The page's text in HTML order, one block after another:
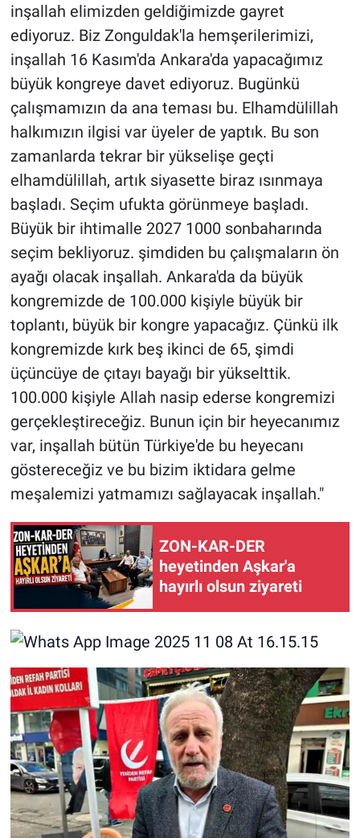
inşallah elimizden geldiğimizde gayret
ediyoruz. Biz Zonguldak'la hemşerilerimizi,
inşallah 16 Kasım'da Ankara'da yapacağımız
büyük kongreye davet ediyoruz. Bugünkü
çalışmamızın da ana teması bu. Elhamdülillah
halkımızın ilgisi var üyeler de yaptık. Bu son
zamanlarda tekrar bir yükselişe geçti
elhamdülillah, artık siyasette biraz ısınmaya
başladı. Seçim ufukta görünmeye başladı.
Büyük bir ihtimalle 2027 1000 sonbaharında
seçim bekliyoruz. şimdiden bu çalışmaların ön
ayağı olacak inşallah. Ankara'da da büyük
kongremizde de 100.000 kişiyle büyük bir
toplantı, büyük bir kongre yapacağız. Çünkü ilk
kongremizde kırk beş ikinci de 65, şimdi
üçüncüye de çıtayı bayağı bir yükselttik.
100.000 kişiyle Allah nasip ederse kongremizi
gerçekleştireceğiz. Bunun için bir heyecanımız
var, inşallah bütün Türkiye'de bu heyecanı
göstereceğiz ve bu bizim iktidara gelme
meşalemizi yatmamızı sağlayacak inşallah."
ZON-KAR-DER
heyetinden Aşkar'a
hayırlı olsun ziyareti